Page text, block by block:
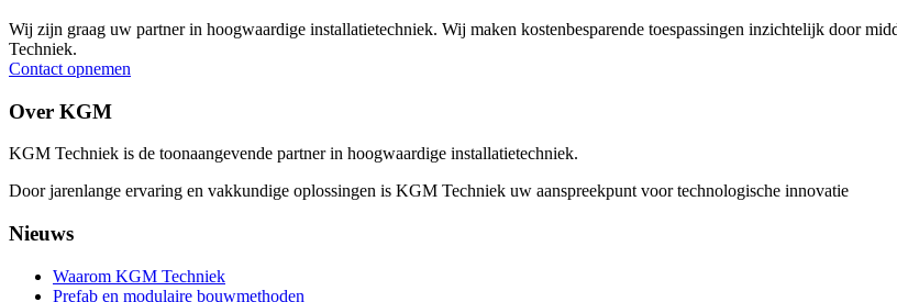
Wij zijn graag uw partner in hoogwaardige installatietechniek. Wij maken kostenbesparende toespassingen inzichtelijk door
Techniek.
Contact opnemen
Over KGM
KGM Techniek is de toonaangevende partner in hoogwaardige installatietechniek.
Door jarenlange ervaring en vakkundige oplossingen is KGM Techniek uw aanspreekpunt voor technologische innovatie
Nieuws
Waarom KGM Techniek
Prefab en modulaire bouwmethoden